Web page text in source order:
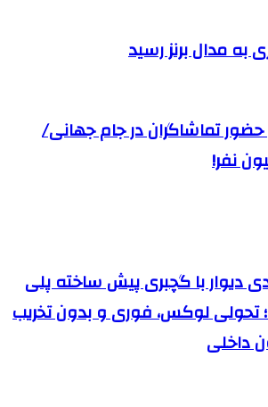
به مدال برنز رسید
حضور تماشاگران در جام جهانی/
دیوار با گچبری پیش ساخته پلی
تحولی لوکس، فوری و بدون تخریب
داخلی